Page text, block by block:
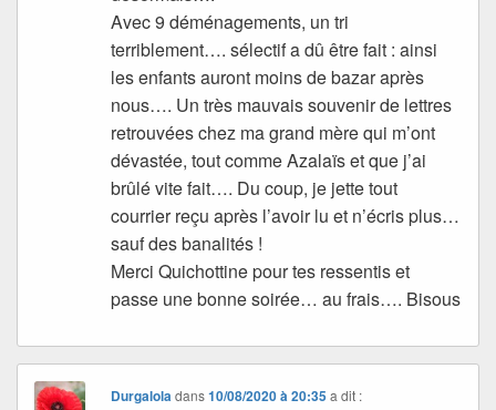
Avec 9 déménagements, un tri
terriblement…. sélectif a dû être fait : ainsi
les enfants auront moins de bazar après
nous…. Un très mauvais souvenir de lettres
retrouvées chez ma grand mère qui m’ont
dévastée, tout comme Azalaïs et que j’ai
brûlé vite fait…. Du coup, je jette tout
courrier reçu après l’avoir lu et n’écris plus…
sauf des banalités !
Merci Quichottine pour tes ressentis et
passe une bonne soirée… au frais…. Bisous
Durgaloladans10/08/2020 à 20:35 a dit :